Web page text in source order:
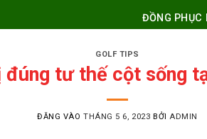
ĐỒNG PHỤC
GOLF TIPS
đúng tư thế cột sống
ĐĂNG VÀO THÁNG 5 6, 2023 BỞI ADMIN